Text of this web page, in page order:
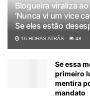
Blogueira viraliza
‘Nunca vi um vice
Se eles estão
16 HORAS ATRÁS 48
Se essa
primeiro
mentira
mandato